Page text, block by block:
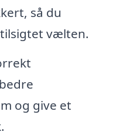
så du
vælten.
og give et